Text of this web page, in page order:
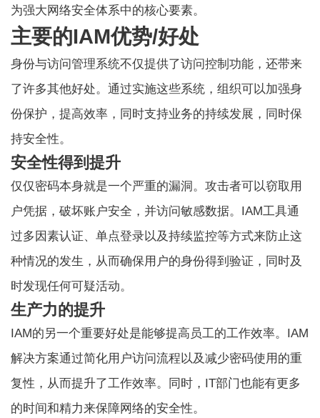
为强大网络安全体系中的核心要素。
主要的IAM优势/好处
身份与访问管理系统不仅提供了访问控制功能，还带来
了许多其他好处。通过实施这些系统，组织可以加强身
份保护，提高效率，同时支持业务的持续发展，同时保
持安全性。
安全性得到提升
仅仅密码本身就是一个严重的漏洞。攻击者可以窃取用
户凭据，破坏账户安全，并访问敏感数据。IAM工具通
过多因素认证、单点登录以及持续监控等方式来防止这
种情况的发生，从而确保用户的身份得到验证，同时及
时发现任何可疑活动。
生产力的提升
IAM的另一个重要好处是能够提高员工的工作效率。IAM
解决方案通过简化用户访问流程以及减少密码使用的重
复性，从而提升了工作效率。同时，IT部门也能有更多
的时间和精力来保障网络的安全性。